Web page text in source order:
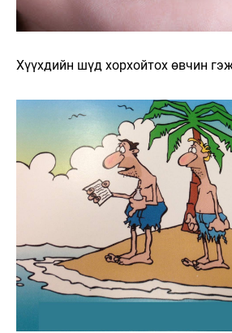
Хүүхдийн шүд хорхойтох өвчин